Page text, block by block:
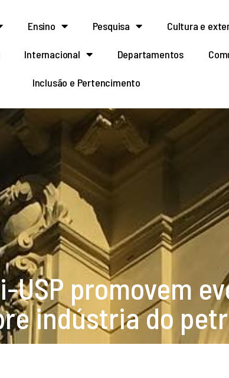
Ensino Pesquisa Cultura e
Internacional Departamentos
Inclusão e Pertencimento
USP promovem
indústria do